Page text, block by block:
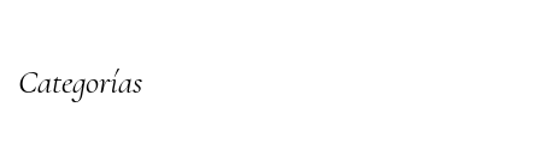
Categorías